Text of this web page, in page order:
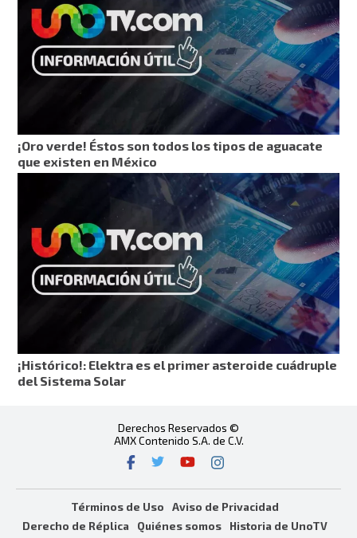
¡Oro verde! Éstos son todos los tipos de aguacate
que existen en México
¡Histórico!: Elektra es el primer asteroide cuádruple
del Sistema Solar
Derechos Reservados ©
AMX Contenido S.A. de C.V.
Términos de Uso
Aviso de Privacidad
Derecho de Réplica
Quiénes somos
Historia de UnoTV